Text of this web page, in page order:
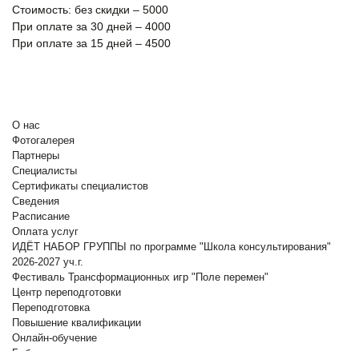
Стоимость: без скидки – 5000
При оплате за 30 дней – 4000
При оплате за 15 дней – 4500
О нас
Фотогалерея
Партнеры
Специалисты
Сертификаты специалистов
Сведения
Расписание
Оплата услуг
ИДЁТ НАБОР ГРУППЫ по программе "Школа консультирования"
2026-2027 уч.г.
Фестиваль Трансформационных игр "Поле перемен"
Центр переподготовки
Переподготовка
Повышение квалификации
Онлайн-обучение